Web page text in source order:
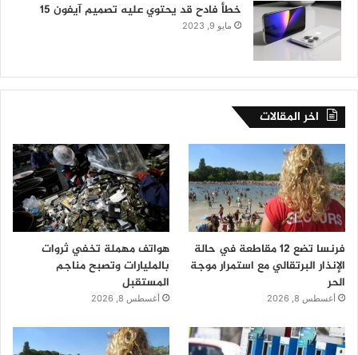
خطأ فادح قد يحتوي عليه تصميم آيفون 15
مايو 9, 2023
اخر المقالات
فرنسا تضع 12 مقاطعة في حالة
الإنذار البرتقالي مع استمرار موجة
الحر
أغسطس 8, 2026
هواتف مهملة تخفي ثروات
بالمليارات وتصبح مناجم
المستقبل
أغسطس 8, 2026